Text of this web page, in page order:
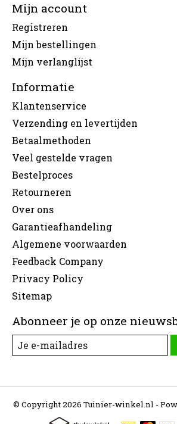
Mijn account
Registreren
Mijn bestellingen
Mijn verlanglijst
Informatie
Klantenservice
Verzending en levertijden
Betaalmethoden
Veel gestelde vragen
Bestelproces
Retourneren
Over ons
Garantieafhandeling
Algemene voorwaarden
Feedback Company
Privacy Policy
Sitemap
Abonneer je op onze
© Copyright 2026 Tuinier-winkel.nl -